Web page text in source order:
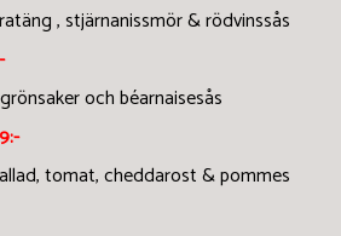
, stjärnanissmör & rödvinssås
och béarnaisesås
tomat, cheddarost & pommes